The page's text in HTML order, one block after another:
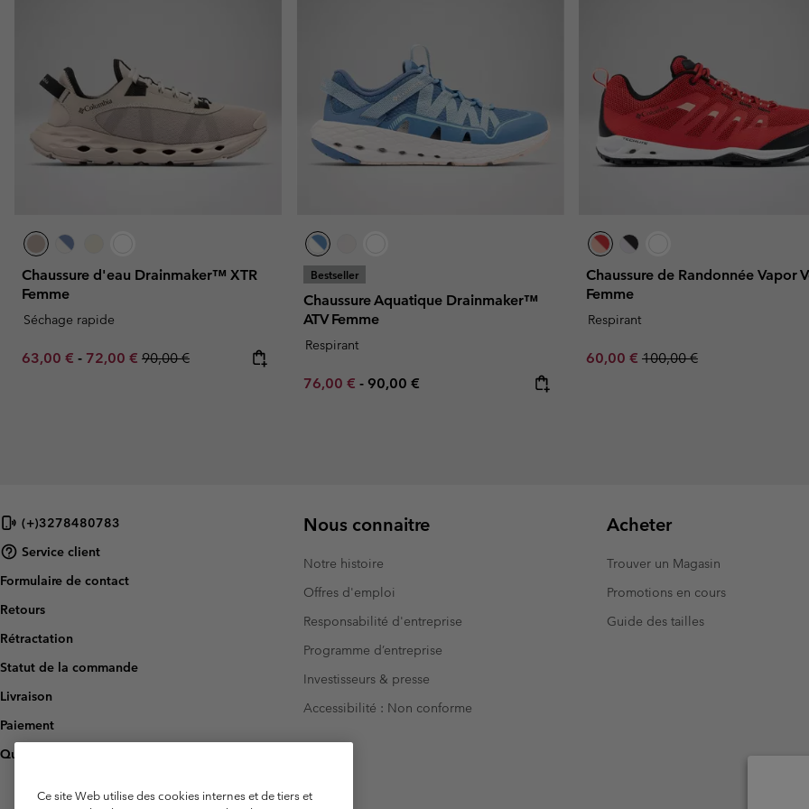
Chaussure d'eau Drainmaker™ XTR
Femme
Séchage rapide
Minimum sale price:
63,00 € - Maximum sale price:
72,00 € Regular price:
90,00 €
Bestseller
Chaussure Aquatique Drainmaker™
ATV Femme
Respirant
Minimum sale price:
76,00 €- Maximum price:
90,00 €
Chaussure de Randonnée Vapor
Femme
Respirant
Sale price:
60,00 € Regular price:
100,00 €
(+)3278480783
Service client
Formulaire de contact
Retours
Rétractation
Statut de la commande
Livraison
Paiement
Questions fréquentes
Nous connaitre
Notre histoire
Offres d'emploi
Responsabilité d'entreprise
Programme d’entreprise
Investisseurs & presse
Accessibilité : Non conforme
Acheter
Trouver un Magasin
Promotions en cours
Guide des tailles
Ce site Web utilise des cookies internes et de tiers et